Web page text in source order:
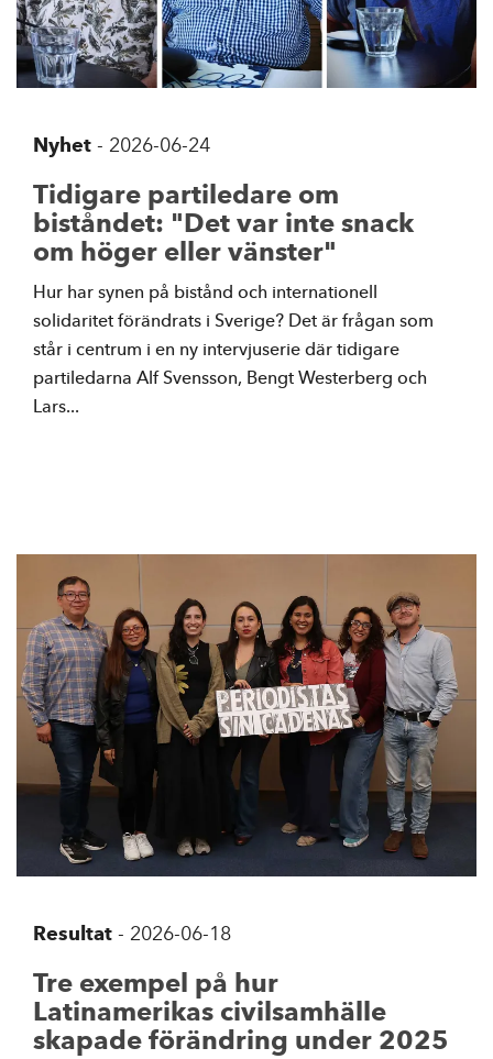
Nyhet - 2026-06-24
Tidigare partiledare om
biståndet: "Det var inte snack
om höger eller vänster"
Hur har synen på bistånd och internationell
solidaritet förändrats i Sverige? Det är frågan som
står i centrum i en ny intervjuserie där tidigare
partiledarna Alf Svensson, Bengt Westerberg och
Lars...
Resultat - 2026-06-18
Tre exempel på hur
Latinamerikas civilsamhälle
skapade förändring under 2025